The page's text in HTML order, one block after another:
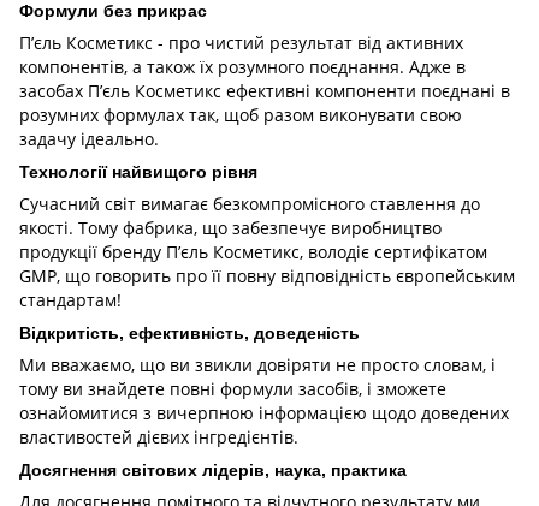
Формули без прикрас
П’єль Косметикс - про чистий результат від активних
компонентів, а також їх розумного поєднання. Адже в
засобах П’єль Косметикс ефективні компоненти поєднані в
розумних формулах так, щоб разом виконувати свою
задачу ідеально.
Технології найвищого рівня
Сучасний світ вимагає безкомпромісного ставлення до
якості. Тому фабрика, що забезпечує виробництво
продукції бренду П’єль Косметикс, володіє сертифікатом
GMP, що говорить про її повну відповідність європейським
стандартам!
Відкритість, ефективність, доведеність
Ми вважаємо, що ви звикли довіряти не просто словам, і
тому ви знайдете повні формули засобів, і зможете
ознайомитися з вичерпною інформацією щодо доведених
властивостей дієвих інгредієнтів.
Досягнення світових лідерів, наука, практика